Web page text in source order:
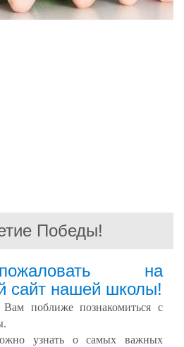
Победы!
на
сайт нашей школы!
поближе познакомиться с
узнать о самых важных